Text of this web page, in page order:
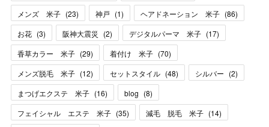
メンズ 米子 (23) 神戸 (1) ヘアドネーション 米子 (86)
お花 (3) 阪神大震災 (2) デジタルパーマ 米子 (17)
香草カラー 米子 (29) 着付け 米子 (70)
メンズ脱毛 米子 (12) セットスタイル (48) シルバー (2)
まつげエクステ 米子 (16) blog (8)
フェイシャル エステ 米子 (35) 減毛 脱毛 米子 (14)